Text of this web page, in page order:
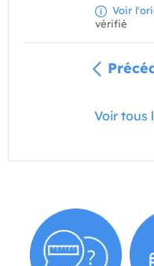
Voir
vérifié
Voir tous